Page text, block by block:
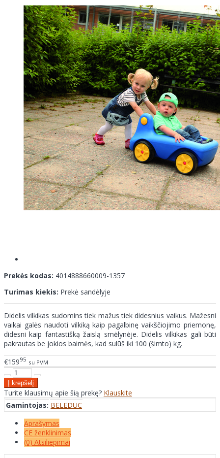
Prekės kodas: 4014888660009-1357
Turimas kiekis: Prekė sandėlyje
Didelis vilkikas sudomins tiek mažus tiek didesnius vaikus. Mažesni
vaikai galės naudoti vilkiką kaip pagalbinę vaikščiojimo priemonę,
didesni kaip fantastišką žaislą smėlynėje. Didelis vilkikas gali būti
pakrautas be jokios baimės, kad sulūš iki 100 (šimto) kg.
€15995 su PVM
Turite klausimų apie šią prekę? Klauskite
Gamintojas: BELEDUC
Aprašymas
CE ženklinimas
(0) Atsiliepimai